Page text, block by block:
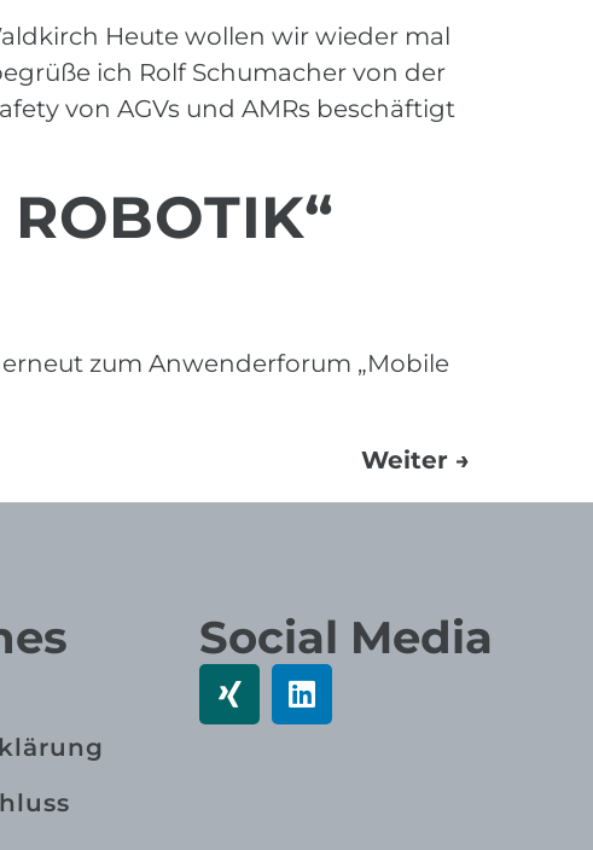
Heute wollen wir wieder mal
ich Rolf Schumacher von der
von AGVs und AMRs beschäftigt
zum Anwenderforum „Mobile
Weiter →
Social Media